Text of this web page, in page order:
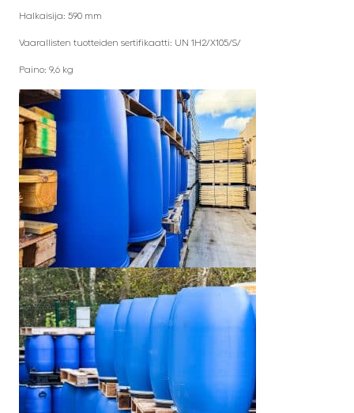
Halkaisija: 590 mm
Vaarallisten tuotteiden sertifikaatti: UN 1H2/X105/S/
Paino: 9,6 kg